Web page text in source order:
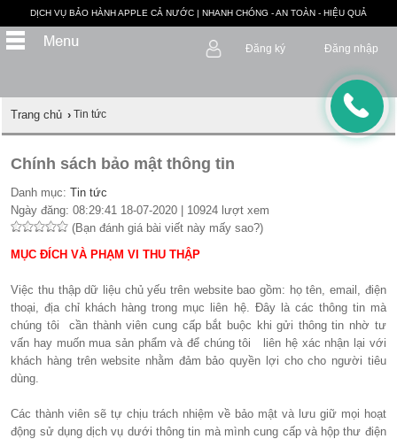
DỊCH VỤ BẢO HÀNH APPLE CẢ NƯỚC | NHANH CHÓNG - AN TOÀN - HIỆU QUẢ
Đăng nhập
Đăng ký
Trang chủ › Tin tức
Chính sách bảo mật thông tin
Danh mục:Tin tức
Ngày đăng: 08:29:41 18-07-2020 | 10924 lượt xem
(Bạn đánh giá bài viết này mấy sao?)
MỤC ĐÍCH VÀ PHẠM VI THU THẬP
Việc thu thập dữ liệu chủ yếu trên website bao gồm: họ tên, email, điện
thoại, địa chỉ khách hàng trong mục liên hệ. Đây là các thông tin mà
chúng tôi cần thành viên cung cấp bắt buộc khi gửi thông tin nhờ tư
vấn hay muốn mua sản phẩm và để chúng tôi liên hệ xác nhận lại với
khách hàng trên website nhằm đảm bảo quyền lợi cho cho người tiêu
dùng.
Các thành viên sẽ tự chịu trách nhiệm về bảo mật và lưu giữ mọi hoạt
động sử dụng dịch vụ dưới thông tin mà mình cung cấp và hộp thư điện